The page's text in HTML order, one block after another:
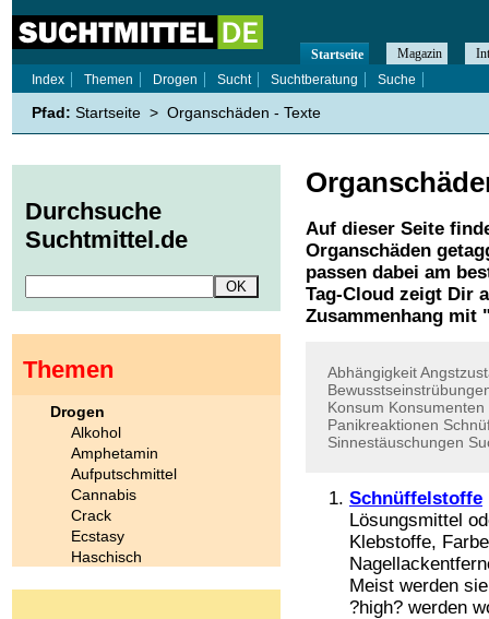
Auf dieser Seite
Organschäden
passen dabei am
Tag-Cloud zeigt Dir
Zusammenhang mit
Abhängigkeit
Konsum Konsumenten
Panikreaktionen
Sinnestäuschungen
Schnüffelstoffe
Lösungsmittel
Klebstoffe,
Meist werden
?high? werden
Startseite Magazin
Index
Themen Drogen Sucht Suchtberatung Suche
Pfad: Startseite > Organschäden - Texte
Durchsuche
Suchtmittel.de
Themen
Drogen
Alkohol
Amphetamin
Aufputschmittel
Cannabis
Crack
Ecstasy
Haschisch